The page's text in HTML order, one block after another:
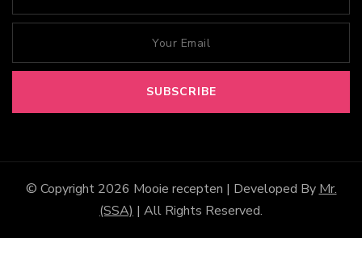
© Copyright 2026 Mooie recepten | Developed By Mr.
(SSA) | All Rights Reserved.